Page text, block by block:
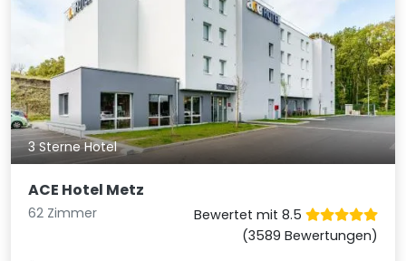
3 Sterne Hotel
ACE Hotel Metz
62 Zimmer
Bewertet mit 8.5
(3589 Bewertungen)